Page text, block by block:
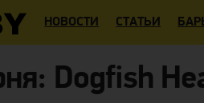
НОВОСТИ СТАТЬИ
Dogfish